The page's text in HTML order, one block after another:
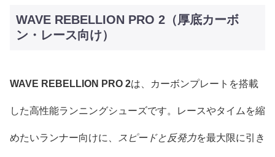
WAVE REBELLION PRO 2（厚底カーボ
ン・レース向け）
WAVE REBELLION PRO 2は、カーボンプレートを搭載
した高性能ランニングシューズです。レースやタイムを縮
めたいランナー向けに、 スピードと反発力を最大限に引き